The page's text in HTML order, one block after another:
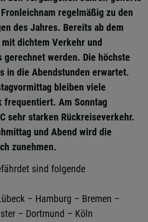
regelmäßig zu den
des Jahres. Bereits ab dem
dichtem Verkehr und
gerechnet werden. Die höchste
in die Abendstunden erwartet.
bleiben viele
frequentiert. Am Sonntag
sehr starken Rückreiseverkehr.
und Abend wird die
zunehmen.
sind folgende
– Hamburg – Bremen –
– Dortmund – Köln